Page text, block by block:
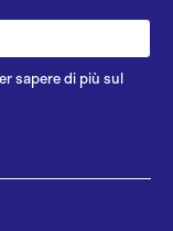
sapere di più sul